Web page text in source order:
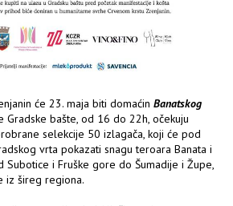
će 23. maja biti domaćinBanatskog
Gradske bašte, od 16 do 22h, očekuju
selekcije 50 izlagača, koji će pod
vrta pokazati snagu teroara Banata i
Subotice i Fruške gore do Šumadije i Župe,
iz šireg regiona.